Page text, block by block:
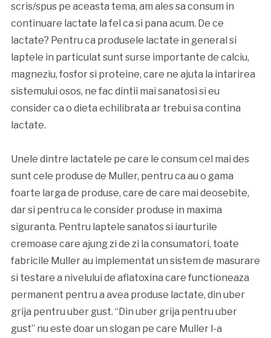
scris/spus pe aceasta tema, am ales sa consum in
continuare lactate la fel ca si pana acum. De ce
lactate? Pentru ca produsele lactate in general si
laptele in particulat sunt surse importante de calciu,
magneziu, fosfor si proteine, care ne ajuta la intarirea
sistemului osos, ne fac dintii mai sanatosi si eu
consider ca o dieta echilibrata ar trebui sa contina
lactate.
Unele dintre lactatele pe care le consum cel mai des
sunt cele produse de Muller, pentru ca au o gama
foarte larga de produse, care de care mai deosebite,
dar si pentru ca le consider produse in maxima
siguranta. Pentru laptele sanatos si iaurturile
cremoase care ajung zi de zi la consumatori, toate
fabricile Muller au implementat un sistem de masurare
si testare a nivelului de aflatoxina care functioneaza
permanent pentru a avea produse lactate, din uber
grija pentru uber gust. “Din uber grija pentru uber
gust” nu este doar un slogan pe care Muller l-a